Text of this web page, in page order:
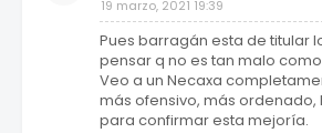
19 marzo, 2021 19:39
Pues barragán esta de titular
pensar q no es tan malo
Veo a un Necaxa
más ofensivo, más ordenado,
para confirmar esta mejoría.